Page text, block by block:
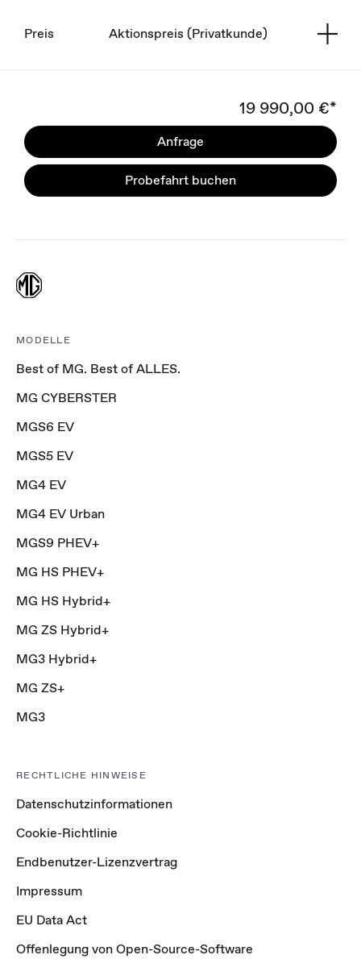
Preis Aktionspreis (Privatkunde)
19 990,00 €*
Anfrage
Probefahrt buchen
MODELLE
Best of MG. Best of ALLES.
MG CYBERSTER
MGS6 EV
MGS5 EV
MG4 EV
MG4 EV Urban
MGS9 PHEV+
MG HS PHEV+
MG HS Hybrid+
MG ZS Hybrid+
MG3 Hybrid+
MG ZS+
MG3
RECHTLICHE HINWEISE
Datenschutzinformationen
Cookie-Richtlinie
Endbenutzer-Lizenzvertrag
Impressum
EU Data Act
Offenlegung von Open-Source-Software